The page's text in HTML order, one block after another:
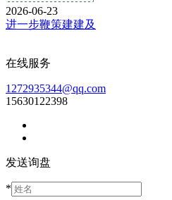
2026-06-23
进一步鞭策建建及
在线服务
1272935344@qq.com
15630122398
发送询盘
*